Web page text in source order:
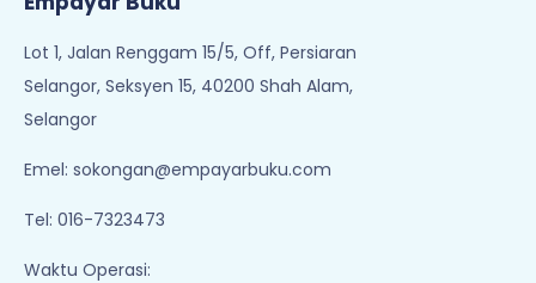
Lot 1, Jalan Renggam 15/5, Off, Persiaran
Selangor, Seksyen 15, 40200 Shah Alam,
Selangor
Emel: sokongan@empayarbuku.com
Tel: 016-7323473
Waktu Operasi: